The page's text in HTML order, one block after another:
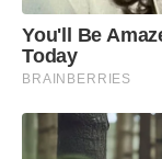
Escolaridade,
médio, para o
curso técnico
• Cartão
You'll Be
Today
BRAINBERRIES